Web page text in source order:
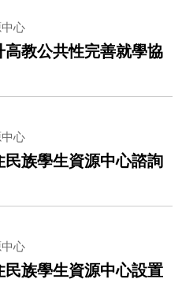
心
教公共性完善就學協
心
族學生資源中心諮詢
心
族學生資源中心設置